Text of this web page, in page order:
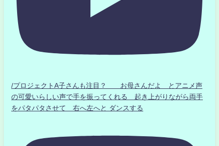
/プロジェクトA子さんも注目？ お母さんだよ とアニメ声
の可愛いらしい声で手を振ってくれる 起き上がりながら両手
をパタパタさせて 右へ左へと ダンスする